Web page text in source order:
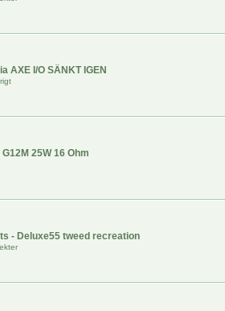
AXE I/O SÄNKT IGEN
25W 16 Ohm
- Deluxe55 tweed recreation